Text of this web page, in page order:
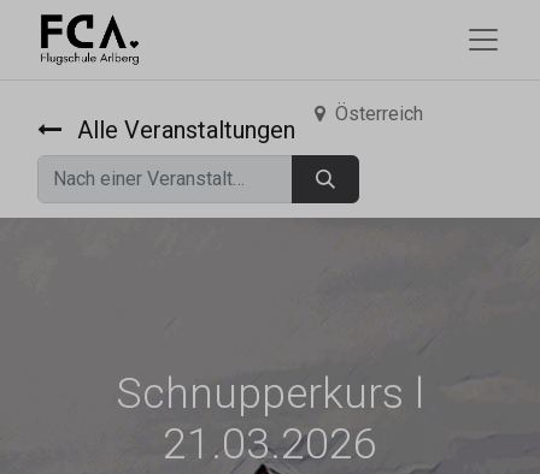
Alle Veranstaltungen
Österreich
Schnupperkurs l
21.03.2026